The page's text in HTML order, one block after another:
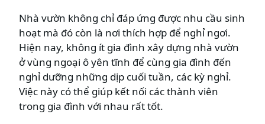
Nhà vườn không chỉ đáp ứng được nhu cầu sinh
hoạt mà đó còn là nơi thích hợp để nghỉ ngơi.
Hiện nay, không ít gia đình xây dựng nhà vườn
ở vùng ngoại ô yên tĩnh để cùng gia đình đến
nghỉ dưỡng những dịp cuối tuần, các kỳ nghỉ.
Việc này có thể giúp kết nối các thành viên
trong gia đình với nhau rất tốt.